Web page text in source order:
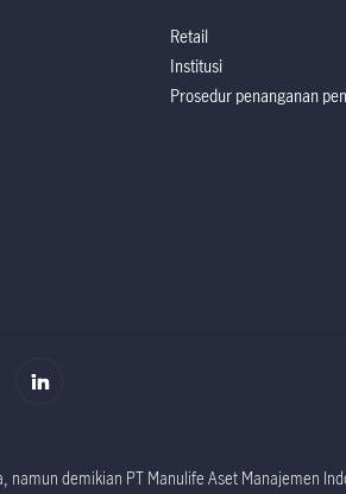
Retail
Institusi
Prosedur penanganan
demikian PT Manulife Aset Manajemen